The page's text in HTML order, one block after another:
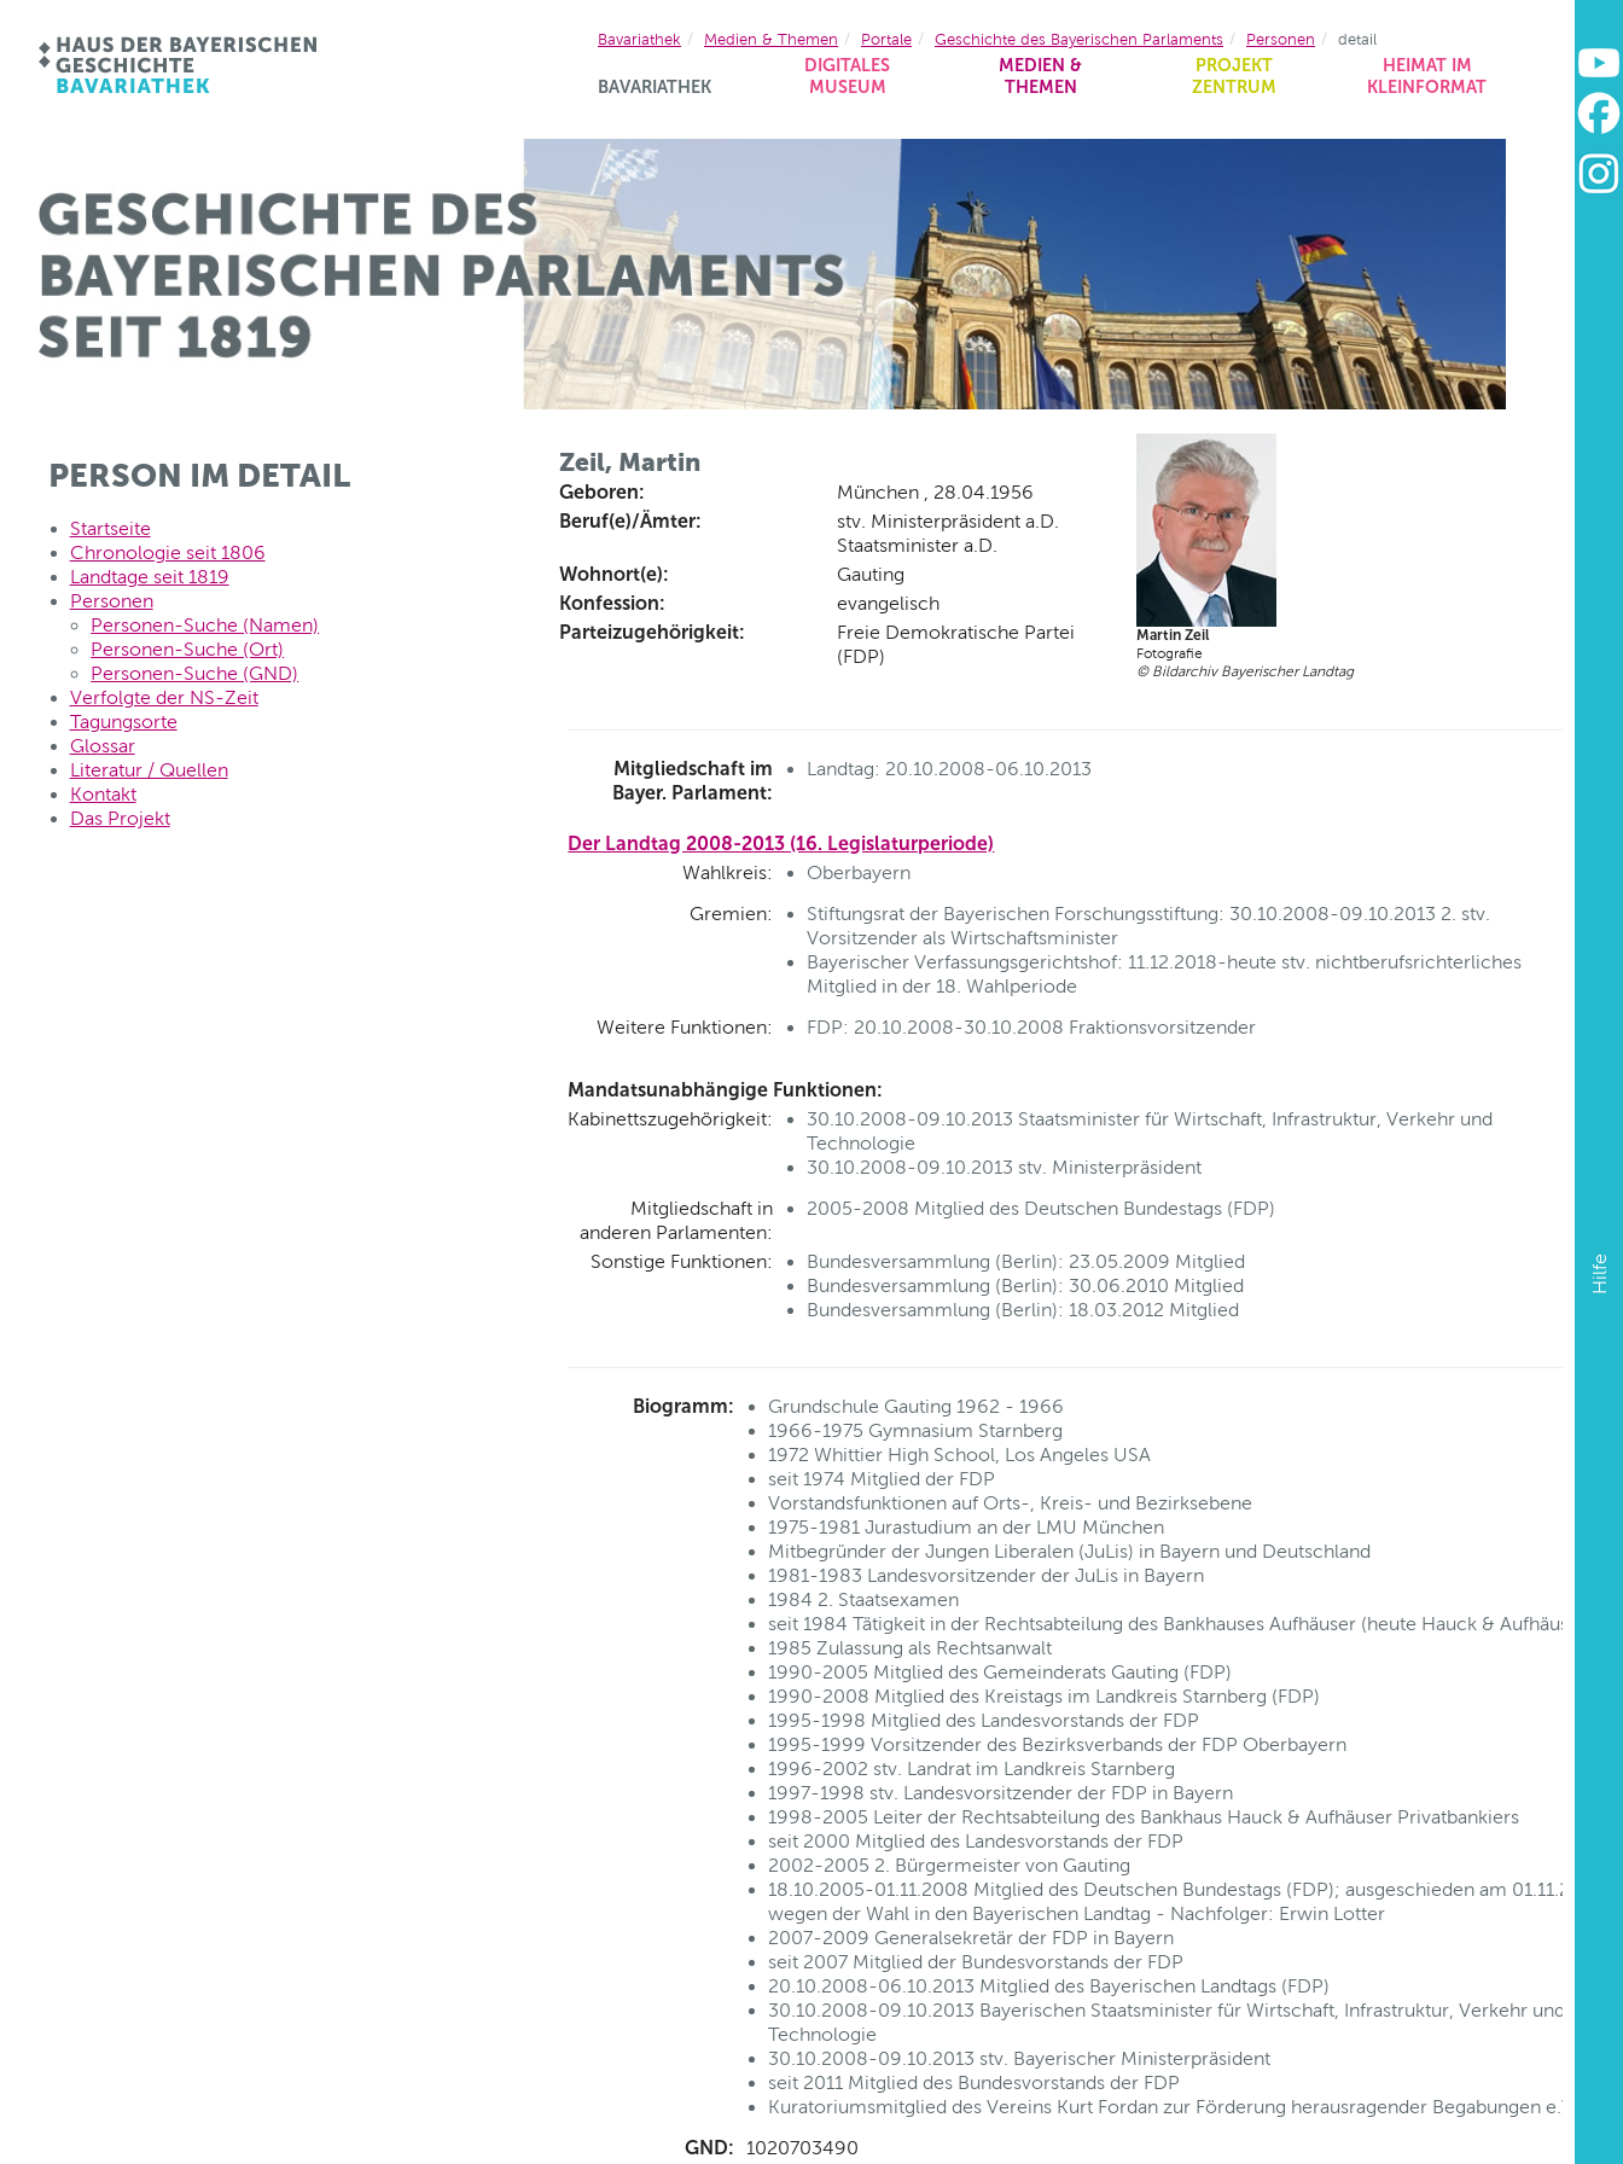
BAVARIATHEK
DIGITALES
MUSEUM
MEDIEN &
THEMEN
PROJEKT
ZENTRUM
HEIMAT IM
KLEINFORMAT
Hilfe
Bavariathek Medien & Themen Portale Geschichte des Bayerischen Parlaments Personen detail
PERSON IM DETAIL
Startseite
Chronologie seit 1806
Landtage seit 1819
Personen
Personen-Suche (Namen)
Personen-Suche (Ort)
Personen-Suche (GND)
Verfolgte der NS-Zeit
Tagungsorte
Glossar
Literatur / Quellen
Kontakt
Das Projekt
Zeil, Martin
Geboren: München , 28.04.1956
Beruf(e)/Ämter:
stv. Ministerpräsident a.D.
Staatsminister a.D.
Wohnort(e): Gauting
Konfession: evangelisch
Parteizugehörigkeit:
Freie Demokratische Partei
(FDP)
Martin Zeil
Fotografie
© Bildarchiv Bayerischer Landtag
Mitgliedschaft im
Bayer. Parlament:
Landtag: 20.10.2008-06.10.2013
Der Landtag 2008-2013 (16. Legislaturperiode)
Wahlkreis:
Oberbayern
Gremien:
Stiftungsrat der Bayerischen Forschungsstiftung: 30.10.2008-09.10.2013 2. stv.
Vorsitzender als Wirtschaftsminister
Bayerischer Verfassungsgerichtshof: 11.12.2018-heute stv. nichtberufsrichterliches
Mitglied in der 18. Wahlperiode
Weitere Funktionen:
FDP: 20.10.2008-30.10.2008 Fraktionsvorsitzender
Mandatsunabhängige Funktionen:
Kabinettszugehörigkeit:
30.10.2008-09.10.2013 Staatsminister für Wirtschaft, Infrastruktur, Verkehr und
Technologie
30.10.2008-09.10.2013 stv. Ministerpräsident
Mitgliedschaft in
anderen Parlamenten:
2005-2008 Mitglied des Deutschen Bundestags (FDP)
Sonstige Funktionen:
Bundesversammlung (Berlin): 23.05.2009 Mitglied
Bundesversammlung (Berlin): 30.06.2010 Mitglied
Bundesversammlung (Berlin): 18.03.2012 Mitglied
Biogramm:
Grundschule Gauting 1962 - 1966
1966-1975 Gymnasium Starnberg
1972 Whittier High School, Los Angeles USA
seit 1974 Mitglied der FDP
Vorstandsfunktionen auf Orts-, Kreis- und Bezirksebene
1975-1981 Jurastudium an der LMU München
Mitbegründer der Jungen Liberalen (JuLis) in Bayern und Deutschland
1981-1983 Landesvorsitzender der JuLis in Bayern
1984 2. Staatsexamen
seit 1984 Tätigkeit in der Rechtsabteilung des Bankhauses Aufhäuser (heute Hauck & Aufhäuser)
1985 Zulassung als Rechtsanwalt
1990-2005 Mitglied des Gemeinderats Gauting (FDP)
1990-2008 Mitglied des Kreistags im Landkreis Starnberg (FDP)
1995-1998 Mitglied des Landesvorstands der FDP
1995-1999 Vorsitzender des Bezirksverbands der FDP Oberbayern
1996-2002 stv. Landrat im Landkreis Starnberg
1997-1998 stv. Landesvorsitzender der FDP in Bayern
1998-2005 Leiter der Rechtsabteilung des Bankhaus Hauck & Aufhäuser Privatbankiers
seit 2000 Mitglied des Landesvorstands der FDP
2002-2005 2. Bürgermeister von Gauting
18.10.2005-01.11.2008 Mitglied des Deutschen Bundestags (FDP); ausgeschieden am 01.11.2008
wegen der Wahl in den Bayerischen Landtag - Nachfolger: Erwin Lotter
2007-2009 Generalsekretär der FDP in Bayern
seit 2007 Mitglied der Bundesvorstands der FDP
20.10.2008-06.10.2013 Mitglied des Bayerischen Landtags (FDP)
30.10.2008-09.10.2013 Bayerischen Staatsminister für Wirtschaft, Infrastruktur, Verkehr und
Technologie
30.10.2008-09.10.2013 stv. Bayerischer Ministerpräsident
seit 2011 Mitglied des Bundesvorstands der FDP
Kuratoriumsmitglied des Vereins Kurt Fordan zur Förderung herausragender Begabungen e.V.
GND: 1020703490